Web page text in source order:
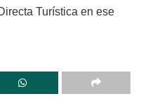
Turística en ese